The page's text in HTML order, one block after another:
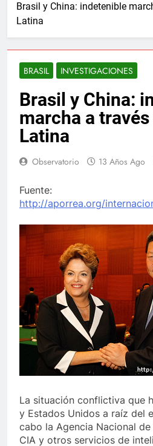
Brasil y China: indetenible
Latina
BRASIL INVESTIGACIONES
Brasil y China:
marcha a
Latina
Observatorio 13 Años Ago
Fuente:
http://aporrea.org/
La situación conflictiva que
y Estados Unidos a raíz del
cabo la Agencia Nacional de
CIA y otros servicios de